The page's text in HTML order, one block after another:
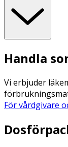
Handla
Vi erbjuder
För vårdgivare